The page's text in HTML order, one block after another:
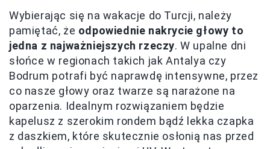
Wybierając się na wakacje do Turcji, należy
pamiętać, że odpowiednie nakrycie głowy to
jedna z najważniejszych rzeczy. W upalne dni
słońce w regionach takich jak Antalya czy
Bodrum potrafi być naprawdę intensywne, przez
co nasze głowy oraz twarze są narażone na
oparzenia. Idealnym rozwiązaniem będzie
kapelusz z szerokim rondem bądź lekka czapka
z daszkiem, które skutecznie osłonią nas przed